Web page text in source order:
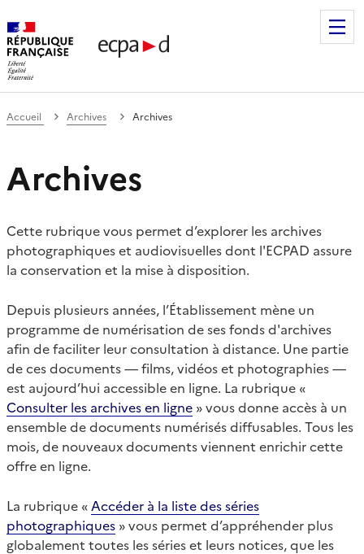
de communication et de production
Accueil Archives Archives
Archives
Cette rubrique vous permet d’explorer les archives
photographiques et audiovisuelles dont l'ECPAD assure
la conservation et la mise à disposition.
Depuis plusieurs années, l’Établissement mène un
programme de numérisation de ses fonds d'archives
afin de faciliter leur consultation à distance. Une partie
de ces documents — films, vidéos et photographies —
est aujourd’hui accessible en ligne. La rubrique «
Consulter les archives en ligne » vous donne accès à un
ensemble de documents numérisés diffusables. Tous les
mois, de nouveaux documents viennent enrichir cette
offre en ligne.
La rubrique « Accéder à la liste des séries
photographiques » vous permet d’appréhender plus
globalement toutes les séries et leurs notices, que les